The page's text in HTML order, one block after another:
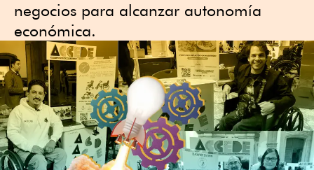
negocios para alcanzar autonomía
económica.